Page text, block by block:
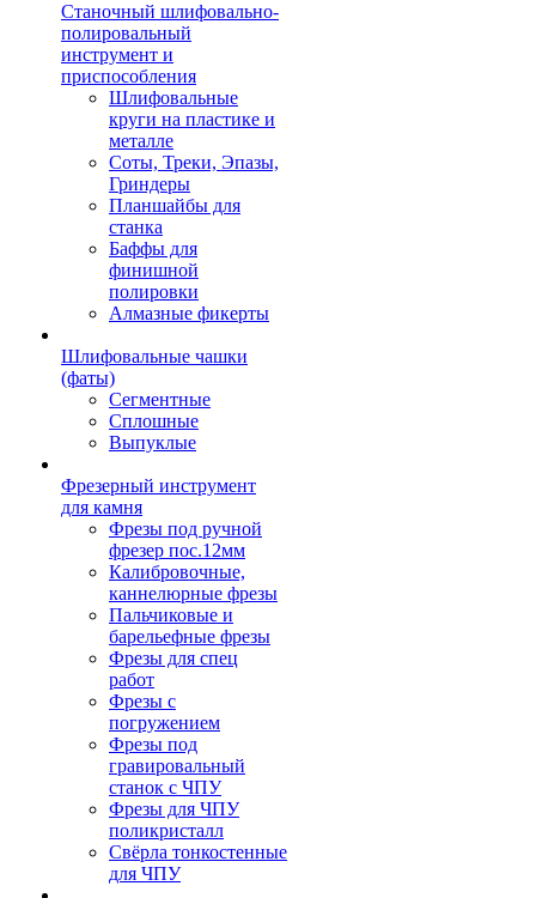
Станочный шлифовально-
полировальный
инструмент и
приспособления
Шлифовальные
круги на пластике и
металле
Соты, Треки, Эпазы,
Гриндеры
Планшайбы для
станка
Баффы для
финишной
полировки
Алмазные фикерты
Шлифовальные чашки
(фаты)
Сегментные
Сплошные
Выпуклые
Фрезерный инструмент
для камня
Фрезы под ручной
фрезер пос.12мм
Калибровочные,
каннелюрные фрезы
Пальчиковые и
барельефные фрезы
Фрезы для спец
работ
Фрезы с
погружением
Фрезы под
гравировальный
станок с ЧПУ
Фрезы для ЧПУ
поликристалл
Свёрла тонкостенные
для ЧПУ